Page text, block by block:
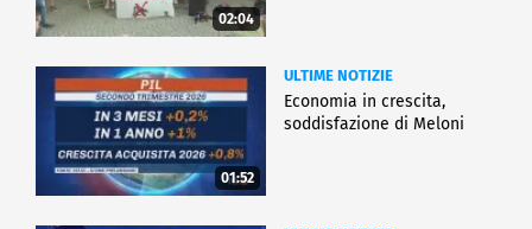
02:04
01:52
ULTIME NOTIZIE
Economia in crescita,
soddisfazione di Meloni